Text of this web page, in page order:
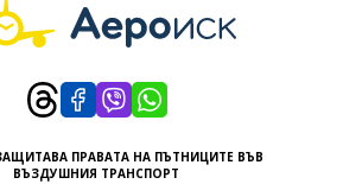
ПРАВАТА НА ПЪТНИЦИТЕ ВЪВ
ВЪЗДУШНИЯ ТРАНСПОРТ